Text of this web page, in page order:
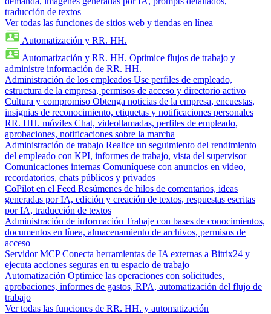
traducción de textos
Ver todas las funciones de sitios web y tiendas en línea
Automatización y RR. HH.
Automatización y RR. HH. Optimice flujos de trabajo y
administre información de RR. HH.
Administración de los empleados Use perfiles de empleado,
estructura de la empresa, permisos de acceso y directorio activo
Cultura y compromiso Obtenga noticias de la empresa, encuestas,
insignias de reconocimiento, etiquetas y notificaciones personales
RR. HH. móviles Chat, videollamadas, perfiles de empleado,
aprobaciones, notificaciones sobre la marcha
Administración de trabajo Realice un seguimiento del rendimiento
del empleado con KPI, informes de trabajo, vista del supervisor
Comunicaciones internas Comuníquese con anuncios en video,
recordatorios, chats públicos y privados
CoPilot en el Feed Resúmenes de hilos de comentarios, ideas
generadas por IA, edición y creación de textos, respuestas escritas
por IA, traducción de textos
Administración de información Trabaje con bases de conocimientos,
documentos en línea, almacenamiento de archivos, permisos de
acceso
Servidor MCP Conecta herramientas de IA externas a Bitrix24 y
ejecuta acciones seguras en tu espacio de trabajo
Automatización Optimice las operaciones con solicitudes,
aprobaciones, informes de gastos, RPA, automatización del flujo de
trabajo
Ver todas las funciones de RR. HH. y automatización